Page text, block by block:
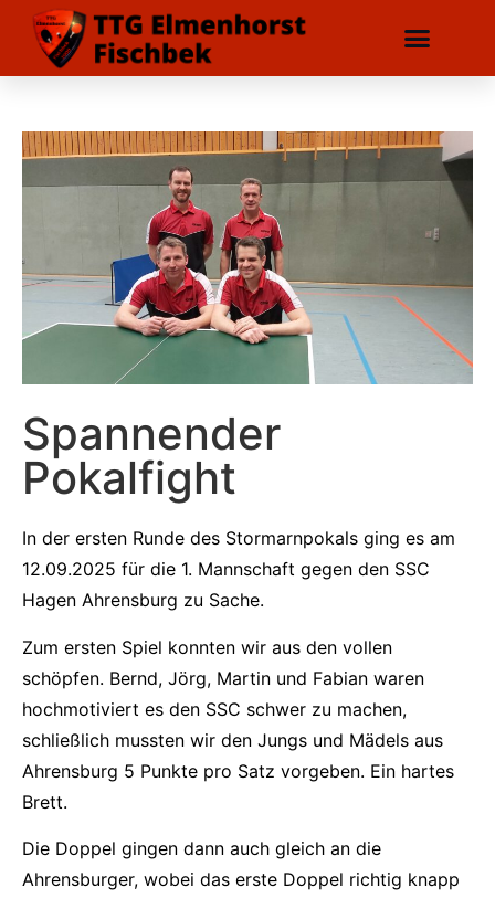
Spannender
Pokalfight
In der ersten Runde des Stormarnpokals ging es am
12.09.2025 für die 1. Mannschaft gegen den SSC
Hagen Ahrensburg zu Sache.
Zum ersten Spiel konnten wir aus den vollen
schöpfen. Bernd, Jörg, Martin und Fabian waren
hochmotiviert es den SSC schwer zu machen,
schließlich mussten wir den Jungs und Mädels aus
Ahrensburg 5 Punkte pro Satz vorgeben. Ein hartes
Brett.
Die Doppel gingen dann auch gleich an die
Ahrensburger, wobei das erste Doppel richtig knapp